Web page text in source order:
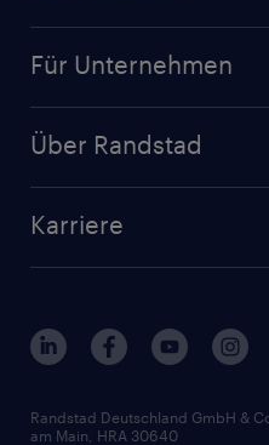
Initiativbewerbung
Randstad Akademie
Für Unternehmen
Branchen
Über Randstad
Interne Karriere
FAQ - Bewerber / Kunden
Zertifikate und
Karriere
Berufsprofile
Gehaltsthemen
Bewerbungsratgeber
Randstad Deutschland GmbH &
am Main, HRA 30640